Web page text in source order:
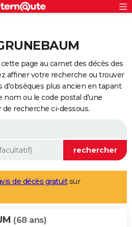
page au carnet des décès des
affiner votre recherche ou trouver
d'obsèques plus ancien en tapant
nom ou le code postal d'une
recherche ci-dessous.
de décès gratuitsur
(68 ans)